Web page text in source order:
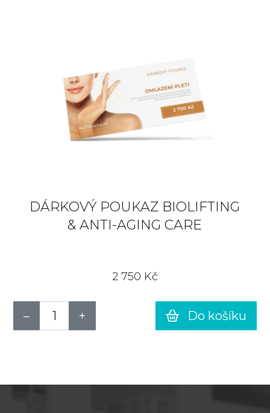
DÁRKOVÝ POUKAZ BIOLIFTING
& ANTI-AGING CARE
2 750 Kč
Do košíku